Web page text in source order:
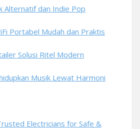
Alternatif dan Indie Pop
Portabel Mudah dan Praktis
Solusi Ritel Modern
Musik Lewat Harmoni
Electricians for Safe &